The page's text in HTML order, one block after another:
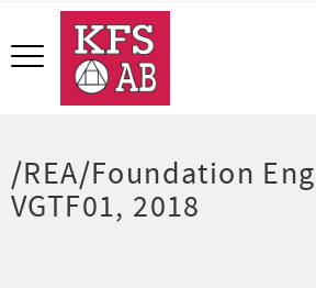
Meny
/REA/Foundation
VGTF01, 2018